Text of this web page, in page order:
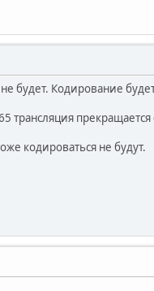
будет. Кодирование
трансляция прекращается
кодироваться не будут.